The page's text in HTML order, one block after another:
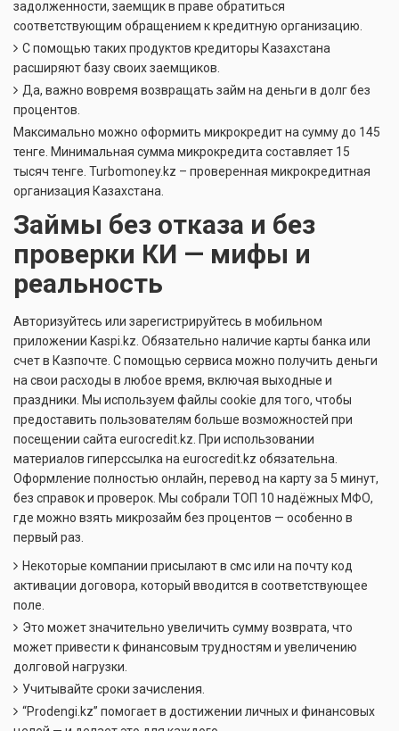
задолженности, заемщик в праве обратиться
соответствующим обращением к кредитную организацию.
С помощью таких продуктов кредиторы Казахстана
расширяют базу своих заемщиков.
Да, важно вовремя возвращать займ на деньги в долг без
процентов.
Максимально можно оформить микрокредит на сумму до 145
тенге. Минимальная сумма микрокредита составляет 15
тысяч тенге. Turbomoney.kz – проверенная микрокредитная
организация Казахстана.
Займы без отказа и без
проверки КИ — мифы и
реальность
Авторизуйтесь или зарегистрируйтесь в мобильном
приложении Kaspi.kz. Обязательно наличие карты банка или
счет в Казпочте. С помощью сервиса можно получить деньги
на свои расходы в любое время, включая выходные и
праздники. Мы используем файлы cookie для того, чтобы
предоставить пользователям больше возможностей при
посещении сайта eurocredit.kz. При использовании
материалов гиперссылка на eurocredit.kz обязательна.
Оформление полностью онлайн, перевод на карту за 5 минут,
без справок и проверок. Мы собрали ТОП 10 надёжных МФО,
где можно взять микрозайм без процентов — особенно в
первый раз.
Некоторые компании присылают в смс или на почту код
активации договора, который вводится в соответствующее
поле.
Это может значительно увеличить сумму возврата, что
может привести к финансовым трудностям и увеличению
долговой нагрузки.
Учитывайте сроки зачисления.
“Prodengi.kz” помогает в достижении личных и финансовых